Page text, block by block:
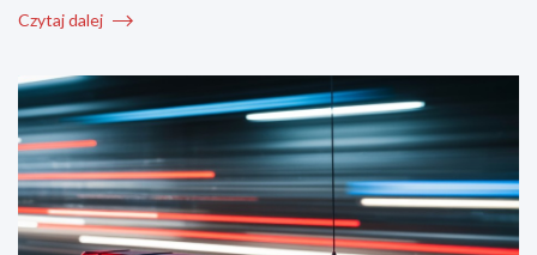
Czytaj dalej